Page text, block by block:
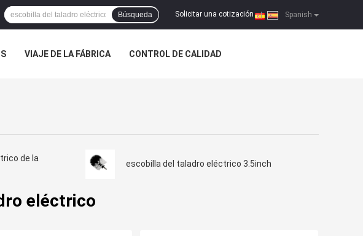
Spanish
Solicitar una cotización |
Búsqueda
VIAJE DE LA FÁBRICA CONTROL DE CALIDAD
de la
escobilla del taladro eléctrico 3.5inch
eléctrico